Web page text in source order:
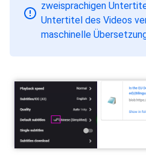
zweisprachigen
Untertitel des Videos
maschinelle